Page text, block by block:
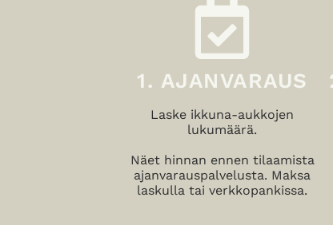
1. AJANVARAUS
Laske ikkuna-aukkojen
lukumäärä.
Näet hinnan ennen tilaamista
ajanvarauspalvelusta. Maksa
laskulla tai verkkopankissa.